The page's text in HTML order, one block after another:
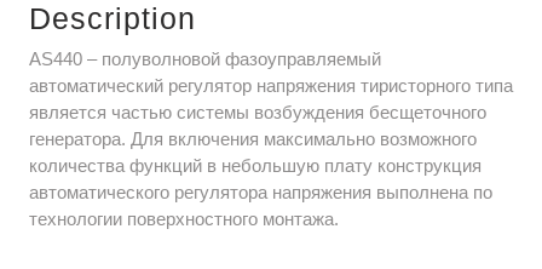
Description
AS440 – полуволновой фазоуправляемый
автоматический регулятор напряжения тиристорного типа
является частью системы возбуждения бесщеточного
генератора. Для включения максимально возможного
количества функций в небольшую плату конструкция
автоматического регулятора напряжения выполнена по
технологии поверхностного монтажа.